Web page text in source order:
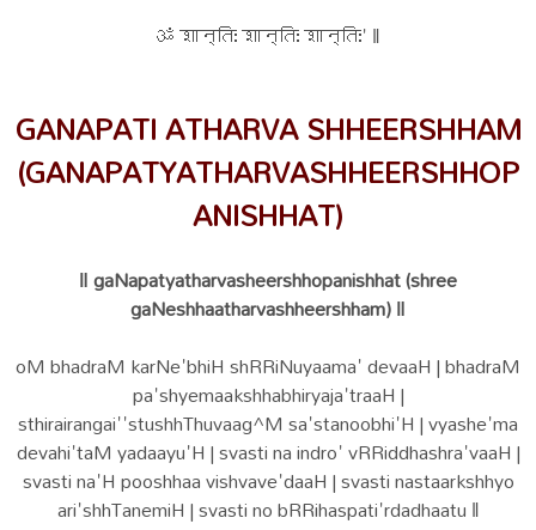
ॐ शान्तिः शान्तिः शान्तिः' ‖
GANAPATI ATHARVA SHHEERSHHAM
(GANAPATYATHARVASHHEERSHHOP
ANISHHAT)
‖ gaNapatyatharvasheershhopanishhat (shree
gaNeshhaatharvashheershham) ‖
oM bhadraM karNe'bhiH shRRiNuyaama' devaaH | bhadraM
pa'shyemaakshhabhiryaja'traaH |
sthirairangai''stushhThuvaag^M sa'stanoobhi'H | vyashe'ma
devahi'taM yadaayu'H | svasti na indro' vRRiddhashra'vaaH |
svasti na'H pooshhaa vishvave'daaH | svasti nastaarkshhyo
ari'shhTanemiH | svasti no bRRihaspati'rdadhaatu ‖